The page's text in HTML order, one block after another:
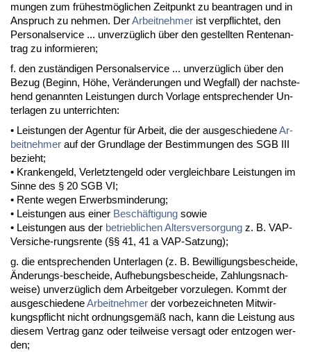
mun­gen zum frühestmögli­chen Zeit­punkt zu be­an­tra­gen und in
An­spruch zu neh­men. DerAr­beit­neh­mer ist ver­pflich­tet, den
Per­so­nal­ser­vice ... un­verzüglich über den ge­stell­ten Ren­ten­an­
trag zu in­for­mie­ren;
f. den zuständi­gen Per­so­nal­ser­vice ... un­verzüglich über den
Be­zug (Be­ginn, Höhe, Verände­run­gen und Weg­fall) der nach­ste­
hend ge­nann­ten Leis­tun­gen durch Vor­la­ge ent­spre­chen­der Un­
ter­la­gen zu un­ter­rich­ten:
• Leis­tun­gen der Agen­tur für Ar­beit, die der aus­ge­schie­de­neAr­
beit­neh­mer auf der Grund­la­ge der Be­stim­mun­gen des SGB III
be­zieht;
• Kran­ken­geld, Ver­letz­ten­geld oder ver­gleich­ba­re Leis­tun­gen im
Sin­ne des § 20 SGB VI;
• Ren­te we­gen Er­werbs­min­de­rung;
• Leis­tun­gen aus ei­ner Beschäfti­gung so­wie
• Leis­tun­gen aus der be­trieb­li­chen Al­ters­ver­sor­gung z. B. VAP-
Ver­si­che-rungs­ren­te (§§ 41, 41 a VAP-Sat­zung);
g. die ent­spre­chen­den Un­ter­la­gen (z. B. Be­wil­li­gungs­be­schei­de,
Ände­rungs-be­schei­de, Auf­he­bungs­be­schei­de, Zah­lungs­nach­
wei­se) un­verzüglich dem Ar­beit­ge­ber vor­zu­le­gen. Kommt der
aus­ge­schie­de­neAr­beit­neh­mer der vor­be­zeich­ne­ten Mit­wir­
kungs­pflicht nicht ord­nungs­gemäß nach, kann die Leis­tung aus
die­sem Ver­trag ganz oder teil­wei­se ver­sagt oder ent­zo­gen wer­
den;